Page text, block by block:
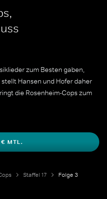
zum Besten gaben,
Hansen und Hofer daher
die Rosenheim-Cops zum
MTL.
Staffel 17 Folge 3